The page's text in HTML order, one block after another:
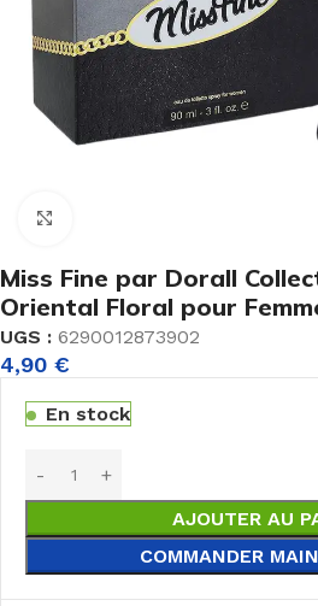
Miss Fine par Dorall
Oriental Floral pour
UGS : 6290012873902
4,90 €
En stock
AJOUTER AU
COMMANDER